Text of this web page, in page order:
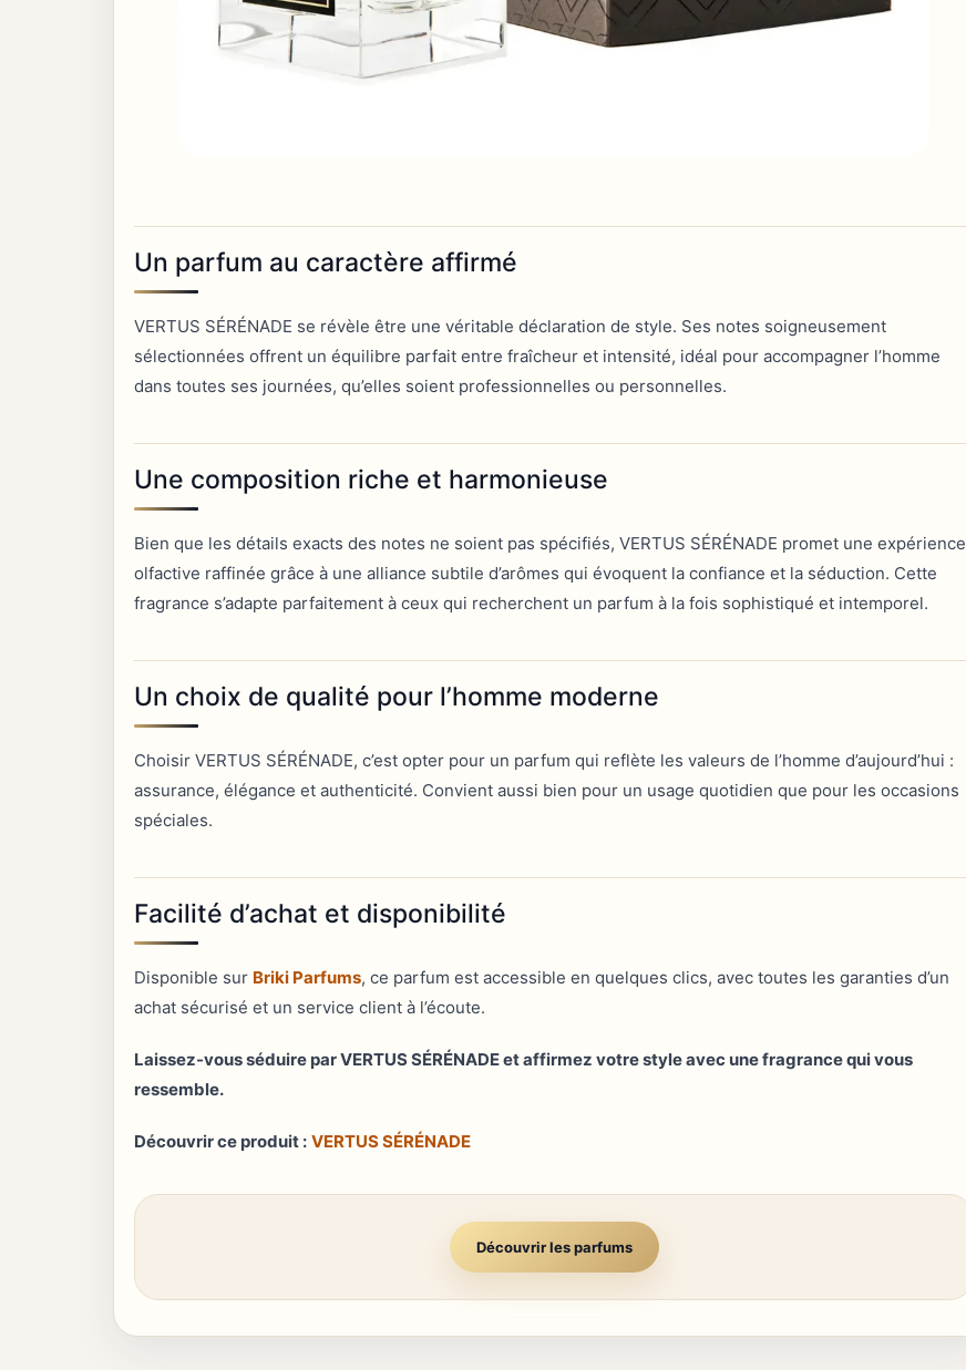
Un parfum au caractère affirmé
VERTUS SÉRÉNADE se révèle être une véritable déclaration de style. Ses notes soigneusement
sélectionnées offrent un équilibre parfait entre fraîcheur et intensité, idéal pour accompagner l’homme
dans toutes ses journées, qu’elles soient professionnelles ou personnelles.
Une composition riche et harmonieuse
Bien que les détails exacts des notes ne soient pas spécifiés, VERTUS SÉRÉNADE promet une expérience
olfactive raffinée grâce à une alliance subtile d’arômes qui évoquent la confiance et la séduction. Cette
fragrance s’adapte parfaitement à ceux qui recherchent un parfum à la fois sophistiqué et intemporel.
Un choix de qualité pour l’homme moderne
Choisir VERTUS SÉRÉNADE, c’est opter pour un parfum qui reflète les valeurs de l’homme d’aujourd’hui :
assurance, élégance et authenticité. Convient aussi bien pour un usage quotidien que pour les occasions
spéciales.
Facilité d’achat et disponibilité
Disponible sur Briki Parfums, ce parfum est accessible en quelques clics, avec toutes les garanties d’un
achat sécurisé et un service client à l’écoute.
Laissez-vous séduire par VERTUS SÉRÉNADE et affirmez votre style avec une fragrance qui vous
ressemble.
Découvrir ce produit : VERTUS SÉRÉNADE
Découvrir les parfums